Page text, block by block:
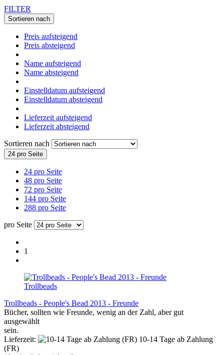
FILTER
Sortieren nach
Preis aufsteigend
Preis absteigend
Name aufsteigend
Name absteigend
Einstelldatum aufsteigend
Einstelldatum absteigend
Lieferzeit aufsteigend
Lieferzeit absteigend
Sortieren nach
24 pro Seite
24 pro Seite
48 pro Seite
72 pro Seite
144 pro Seite
288 pro Seite
pro Seite
1
Trollbeads
Trollbeads - People's Bead 2013 - Freunde
Bücher, sollten wie Freunde, wenig an der Zahl, aber gut
ausgewählt
sein.
Lieferzeit:
10-14 Tage ab Zahlung
(FR)